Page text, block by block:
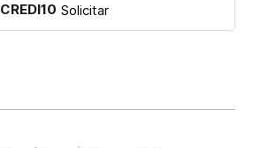
CREDI10 Solicitar